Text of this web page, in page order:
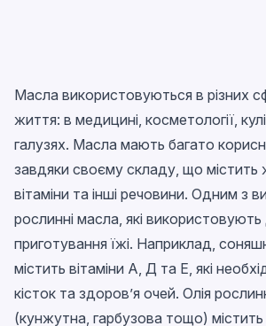
Масла використовуються в різних
життя: в медицині, косметології,
галузях. Масла мають багато
завдяки своєму складу, що містить
вітаміни та інші речовини. Одним з
рослинні масла, які використовують
приготування їжі. Наприклад,
містить вітаміни А, Д та Е, які
кісток та здоров’я очей. Олія
(кунжутна, гарбузова тощо)